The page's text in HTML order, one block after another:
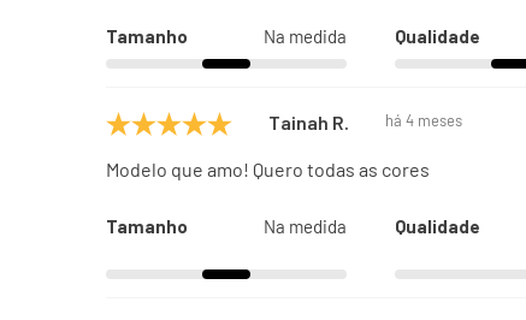
Tamanho Na medida Qualidade
Tainah R. há 4 meses
Modelo que amo! Quero todas as cores
Tamanho Na medida Qualidade